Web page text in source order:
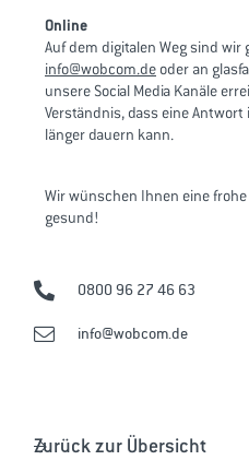
Online
Auf dem digitalen Weg sind wir
info@wobcom.de oder an
unsere Social Media Kanäle
Verständnis, dass eine
länger dauern kann.
Wir wünschen Ihnen eine
gesund!
0800 96 27 46 63
info@wobcom.de
Zurück zur Übersicht